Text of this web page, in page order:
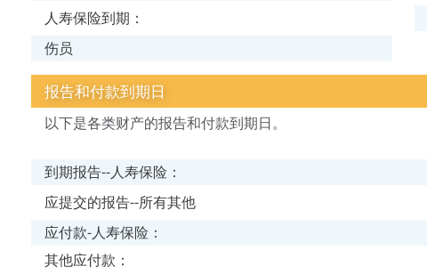
人寿保险到期：
伤员
报告和付款到期日
以下是各类财产的报告和付款到期日。
到期报告--人寿保险：
应提交的报告--所有其他
应付款-人寿保险：
其他应付款：